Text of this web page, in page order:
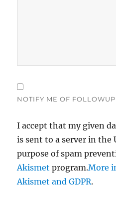
NOTIFY ME OF
I accept that my given
is sent to a server in the
purpose of spam
Akismet program.More
Akismet and GDPR.